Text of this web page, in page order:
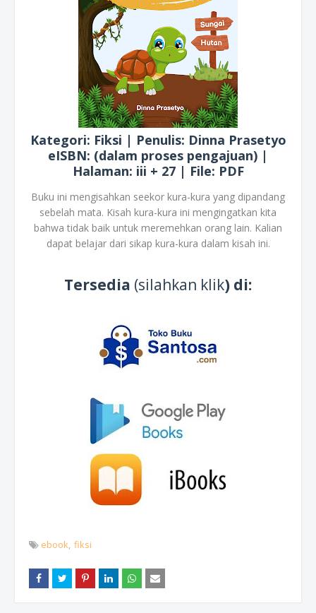
Kategori: Fiksi | Penulis: Dinna Prasetyo
eISBN: (dalam proses pengajuan) |
Halaman: iii + 27 | File: PDF
Buku ini mengisahkan seekor kura-kura yang dipandang
sebelah mata. Kisah kura-kura ini mengingatkan kita
bahwa tidak baik untuk meremehkan orang lain. Kalian
dapat belajar dari sikap kura-kura dalam kisah ini.
Tersedia (silahkan klik) di:
ebook fiksi